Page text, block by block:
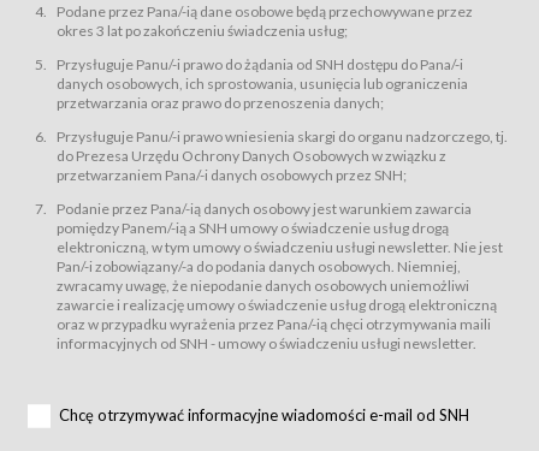
usługę utrzymywania konta użytkownika w Serwisie,
usługę newsletter,
usługę zawierania na odległość umów nabycia Karnetów i Biletów,
usługę zawierania na odległość umów sprzedaży w Sklepie.
dnia 18 lipca 2002 r. o świadczeniu usług drogą elektroniczną (Dz.U. z 2002
r., Nr 144, poz. 1204, z późń. zm.). Usługi świadczone są nieodpłatnie.
Na zasadach określonych w Regulaminie dostęp do Serwisu jest otwarty dla
Usługobiorca przed rozpoczęciem korzystania z Serwisu jest zobowiązany
zapoznać się z Regulaminem. Założenie konta w Serwisie oraz zamówienie
usługi newsletter za pośrednictwem przeznaczonego do tego formularza
zamieszczonego na stronach Serwisu dostępnych dla wszystkich
Usługobiorców wymaga akceptacji postanowień Regulaminu.
Usługobiorca zobowiązany jest do przestrzegania postanowień Regulaminu
od chwili rozpoczęcia korzystania z Serwisu.
Regulamin jest udostępniony Usługobiorcom nieodpłatnie za
Warunki techniczne korzystania z Usług
Podane przez Pana/-ią dane osobowe będą przechowywane przez
okres 3 lat po zakończeniu świadczenia usług;
Przysługuje Panu/-i prawo do żądania od SNH dostępu do Pana/-i
danych osobowych, ich sprostowania, usunięcia lub ograniczenia
przetwarzania oraz prawo do przenoszenia danych;
Przysługuje Panu/-i prawo wniesienia skargi do organu nadzorczego, tj.
do Prezesa Urzędu Ochrony Danych Osobowych w związku z
przetwarzaniem Pana/-i danych osobowych przez SNH;
Podanie przez Pana/-ią danych osobowy jest warunkiem zawarcia
pomiędzy Panem/-ią a SNH umowy o świadczenie usług drogą
elektroniczną, w tym umowy o świadczeniu usługi newsletter. Nie jest
Pan/-i zobowiązany/-a do podania danych osobowych. Niemniej,
zwracamy uwagę, że niepodanie danych osobowych uniemożliwi
zawarcie i realizację umowy o świadczenie usług drogą elektroniczną
oraz w przypadku wyrażenia przez Pana/-ią chęci otrzymywania maili
informacyjnych od SNH - umowy o świadczeniu usługi newsletter.
Chcę otrzymywać informacyjne wiadomości e-mail od SNH